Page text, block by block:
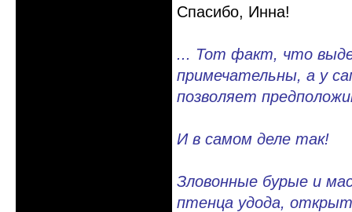
Спасибо, Инна!
... Тот факт, что
примечательны, а у
позволяет
И в самом деле так!
Зловонные бурые и
птенца удода,